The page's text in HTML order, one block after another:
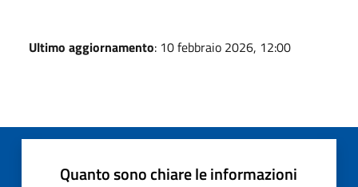
Ultimo aggiornamento: 10 febbraio 2026, 12:00
Quanto sono chiare le informazioni